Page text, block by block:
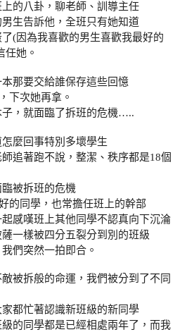
的八卦，聊老師、訓導主任
生告訴他，全班只有她知道
(因為我喜歡的男生喜歡我最好的
任她。
那要交給誰保存這些回憶
下次她再拿。
子，就面臨了拆班的危機…..
麼回事特別多壞學生
追著跑不說，整潔、秩序都是18個
被拆班的危機
的同學，也常擔任班上的幹部
感嘆班上其他同學不認真向下沉淪
一樣被四分五裂分到別的班級
們突然一拍即合。
被拆般的命運，我們被分到了不同
都忙著認識新班級的新同學
的同學都是已經相處兩年了，而我